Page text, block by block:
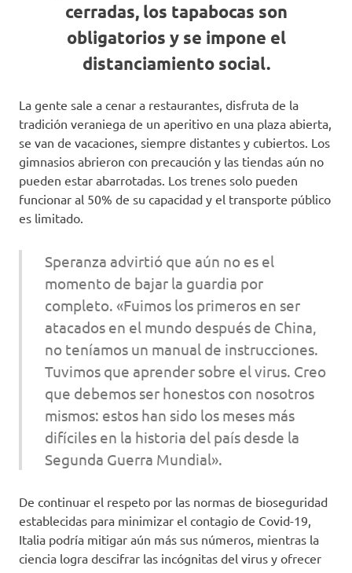
cerradas, los tapabocas son
obligatorios y se impone el
distanciamiento social.
La gente sale a cenar a restaurantes, disfruta de la
tradición veraniega de un aperitivo en una plaza abierta,
se van de vacaciones, siempre distantes y cubiertos. Los
gimnasios abrieron con precaución y las tiendas aún no
pueden estar abarrotadas. Los trenes solo pueden
funcionar al 50% de su capacidad y el transporte público
es limitado.
Speranza advirtió que aún no es el
momento de bajar la guardia por
completo. «Fuimos los primeros en ser
atacados en el mundo después de China,
no teníamos un manual de instrucciones.
Tuvimos que aprender sobre el virus. Creo
que debemos ser honestos con nosotros
mismos: estos han sido los meses más
difíciles en la historia del país desde la
Segunda Guerra Mundial».
De continuar el respeto por las normas de bioseguridad
establecidas para minimizar el contagio de Covid-19,
Italia podría mitigar aún más sus números, mientras la
ciencia logra descifrar las incógnitas del virus y ofrecer